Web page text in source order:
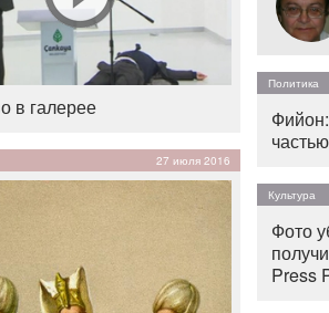
в галерее
27 июля 2016
Политика
Культура
Фото
Press